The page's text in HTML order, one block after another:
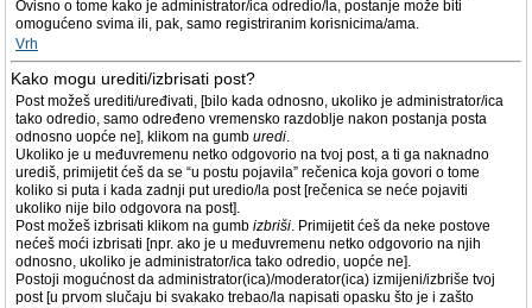
Ovisno o tome kako je administrator/ica odredio/la, postanje može biti
omogućeno svima ili, pak, samo registriranim korisnicima/ama.
Vrh
Kako mogu urediti/izbrisati post?
Post možeš urediti/uređivati, [bilo kada odnosno, ukoliko je administrator/ica
tako odredio, samo određeno vremensko razdoblje nakon postanja posta
odnosno uopće ne], klikom na gumb uredi.
Ukoliko je u međuvremenu netko odgovorio na tvoj post, a ti ga naknadno
urediš, primijetit ćeš da se “u postu pojavila” rečenica koja govori o tome
koliko si puta i kada zadnji put uredio/la post [rečenica se neće pojaviti
ukoliko nije bilo odgovora na post].
Post možeš izbrisati klikom na gumb izbriši. Primijetit ćeš da neke postove
nećeš moći izbrisati [npr. ako je u međuvremenu netko odgovorio na njih
odnosno, ukoliko je administrator/ica tako odredio, uopće ne].
Postoji mogućnost da administrator(ica)/moderator(ica) izmijeni/izbriše tvoj
post [u prvom slučaju bi svakako trebao/la napisati opasku što je i zašto